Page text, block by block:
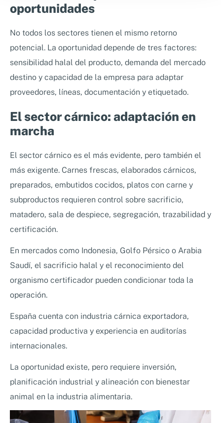
oportunidades
No todos los sectores tienen el mismo retorno
potencial. La oportunidad depende de tres factores:
sensibilidad halal del producto, demanda del mercado
destino y capacidad de la empresa para adaptar
proveedores, líneas, documentación y etiquetado.
El sector cárnico: adaptación en
marcha
El sector cárnico es el más evidente, pero también el
más exigente. Carnes frescas, elaborados cárnicos,
preparados, embutidos cocidos, platos con carne y
subproductos requieren control sobre sacrificio,
matadero, sala de despiece, segregación, trazabilidad y
certificación.
En mercados como Indonesia, Golfo Pérsico o Arabia
Saudí, el sacrificio halal y el reconocimiento del
organismo certificador pueden condicionar toda la
operación.
España cuenta con industria cárnica exportadora,
capacidad productiva y experiencia en auditorías
internacionales.
La oportunidad existe, pero requiere inversión,
planificación industrial y alineación con bienestar
animal en la industria alimentaria.